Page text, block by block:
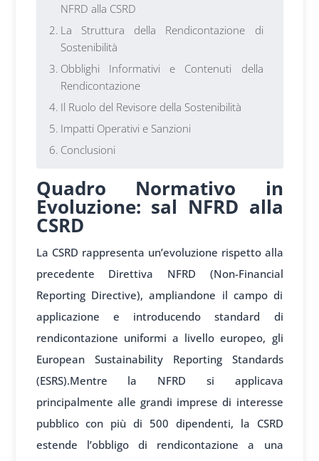
NFRD alla CSRD
La Struttura della Rendicontazione di
Sostenibilità
Obblighi Informativi e Contenuti della
Rendicontazione
Il Ruolo del Revisore della Sostenibilità
Impatti Operativi e Sanzioni
Conclusioni
Quadro Normativo in
Evoluzione: sal NFRD alla
CSRD
La CSRD rappresenta un’evoluzione rispetto alla
precedente Direttiva NFRD (Non-Financial
Reporting Directive), ampliandone il campo di
applicazione e introducendo standard di
rendicontazione uniformi a livello europeo, gli
European Sustainability Reporting Standards
(ESRS).Mentre la NFRD si applicava
principalmente alle grandi imprese di interesse
pubblico con più di 500 dipendenti, la CSRD
estende l’obbligo di rendicontazione a una